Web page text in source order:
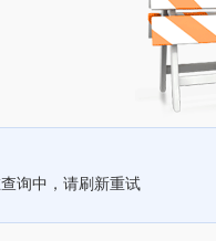
询中，请刷新重试